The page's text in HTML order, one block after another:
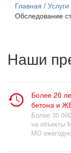
Главная / Услуги
Обследование
Наши
Более 20
бетона и
Более 30
на объекты
МО